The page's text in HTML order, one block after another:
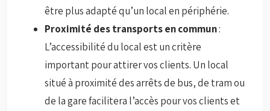
être plus adapté qu’un local en périphérie.
Proximité des transports en commun:
L’accessibilité du local est un critère
important pour attirer vos clients. Un local
situé à proximité des arrêts de bus, de tram ou
de la gare facilitera l’accès pour vos clients et